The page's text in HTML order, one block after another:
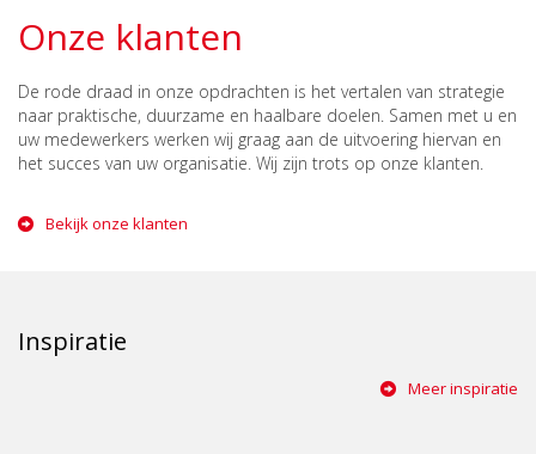
Onze klanten
De rode draad in onze opdrachten is het vertalen van strategie
naar praktische, duurzame en haalbare doelen. Samen met u en
uw medewerkers werken wij graag aan de uitvoering hiervan en
het succes van uw organisatie. Wij zijn trots op onze klanten.
Bekijk onze klanten
Inspiratie
Meer inspiratie